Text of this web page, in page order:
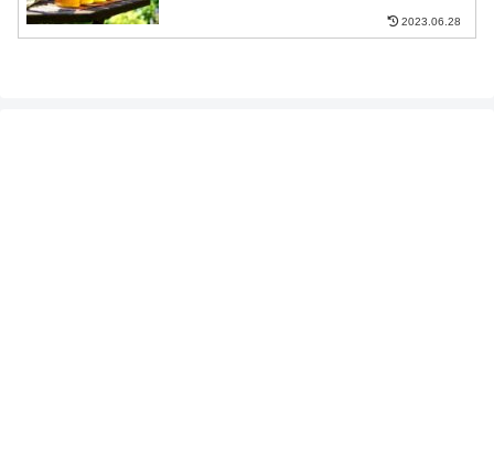
2023.06.28